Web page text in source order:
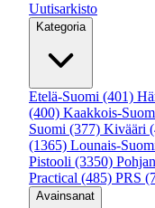
Uutisarkisto
Kategoria
Etelä-Suomi (401)
(400) Kaakkois-
Suomi (377) Kivääri
(1365) Lounais-
Pistooli (3350)
Practical (485) PRS
Avainsanat